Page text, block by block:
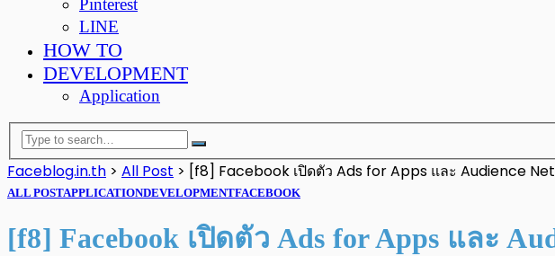
Pinterest
LINE
HOW TO
DEVELOPMENT
Application
Faceblog.in.th > All Post > [f8] Facebook เปิดตัว Ads for Apps และ Audience
ALL POSTAPPLICATIONDEVELOPMENTFACEBOOK
[f8] Facebook เปิดตัว Ads for Apps และ